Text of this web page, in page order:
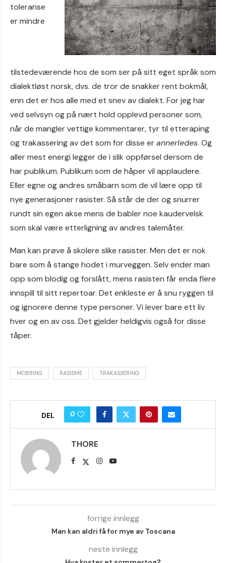
toleranse
er mindre
tilstedeværende hos de som ser på sitt eget språk som
dialektløst norsk, dvs. de tror de snakker rent bokmål,
enn det er hos alle med et snev av dialekt. For jeg har
ved selvsyn og på nært hold opplevd personer som,
når de mangler vettige kommentarer, tyr til etteraping
og trakassering av det som for disse erannerledes. Og
aller mest energi legger de i slik oppførsel dersom de
har publikum. Publikum som de håper vil applaudere.
Eller egne og andres småbarn som de vil lære opp til
nye generasjoner rasister. Så står de der og snurrer
rundt sin egen akse mens de babler noe kaudervelsk
som skal være etterligning av andres talemåter.
Man kan prøve å skolere slike rasister. Men det er nok
bare som å stange hodet i murveggen. Selv ender man
opp som blodig og forslått, mens rasisten får enda flere
innspill til sitt repertoar. Det enkleste er å snu ryggen til
og ignorere denne type personer. Vi lever bare ett liv
hver og en av oss. Det gjelder heldigvis også for disse
tåper.
MOBBING RASISME TRAKASSERING
DEL 0
THORE
forrige innlegg
Man kan aldri få for mye av Toscana
neste innlegg